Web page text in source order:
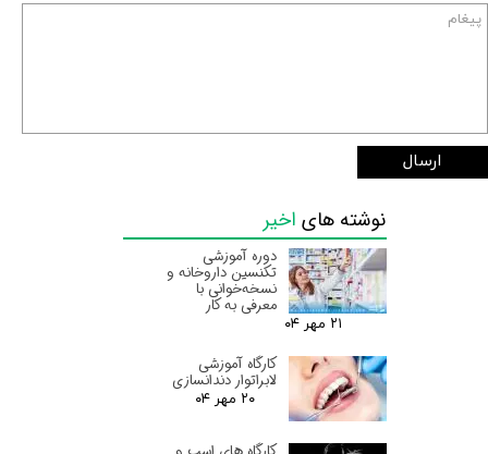
ارسال
نوشته های اخیر
دوره آموزشی
تکنسین داروخانه و
نسخه‌خوانی با
معرفی به کار
۲۱ مهر ۰۴
کارگاه آموزشی
لابراتوار دندانسازی
۲۰ مهر ۰۴